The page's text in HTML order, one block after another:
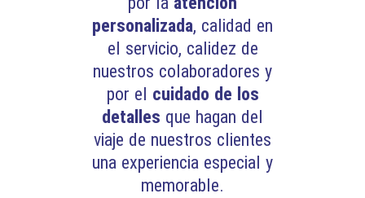
personalizada, calidad en
el servicio, calidez de
nuestros colaboradores y
por el cuidado de los
detalles que hagan del
viaje de nuestros clientes
una experiencia especial y
memorable.